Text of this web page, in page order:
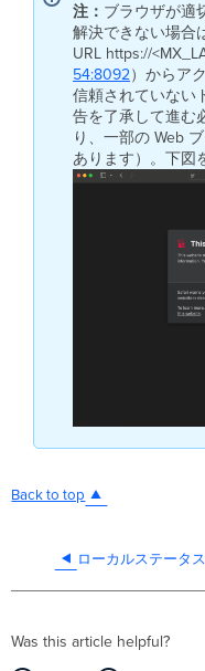
注： ブラウザが適
解決できない場合
URL https://
54:8092）からア
信頼されていない
告を了承して進む
り、一部の Web
あります）。下図
Back to top
Was this article helpful?